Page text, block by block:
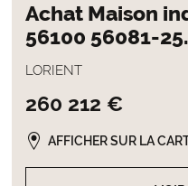
Achat Maison
56100 56081-
LORIENT
260 212 €
AFFICHER SUR LA